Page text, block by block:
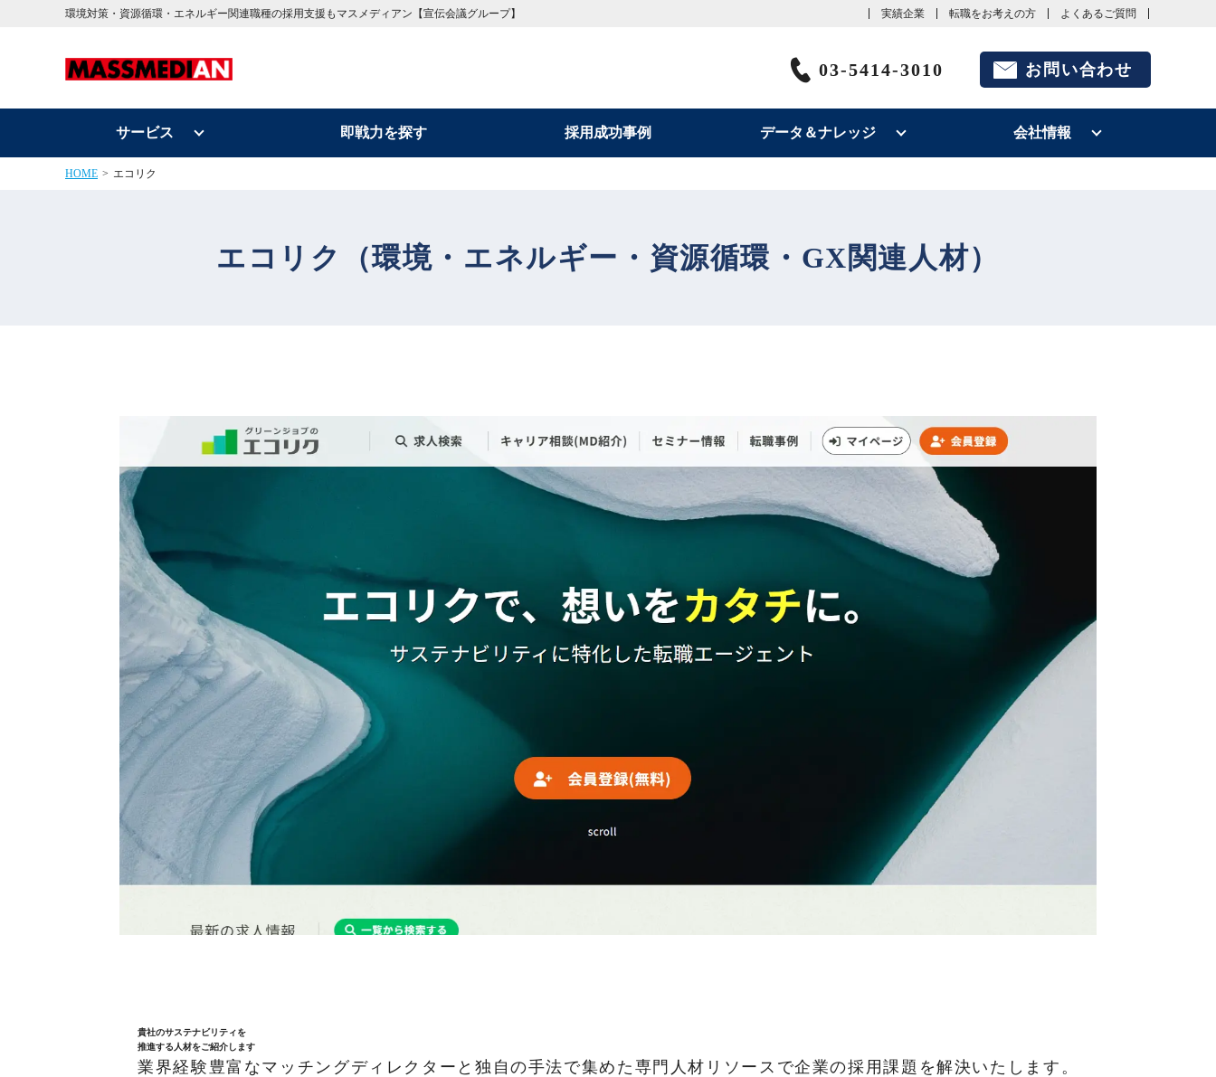
環境対策・資源循環・エネルギー関連職種の採用支援もマスメディアン【宣伝会議グループ】 実績企業 転職をお考えの方 よくあるご質問
03-5414-3010 お問い合わせ
サービス 即戦力を探す 採用成功事例 データ＆ナレッジ 会社情報
HOME エコリク
エコリク （環境・エネルギー・資源循環・GX関連人材）
貴社のサステナビリティを
推進する人材をご紹介します
業界経験豊富なマッチングディレクターと独自の手法で集めた専門人材リソースで企業の採用課題を解決いたします。